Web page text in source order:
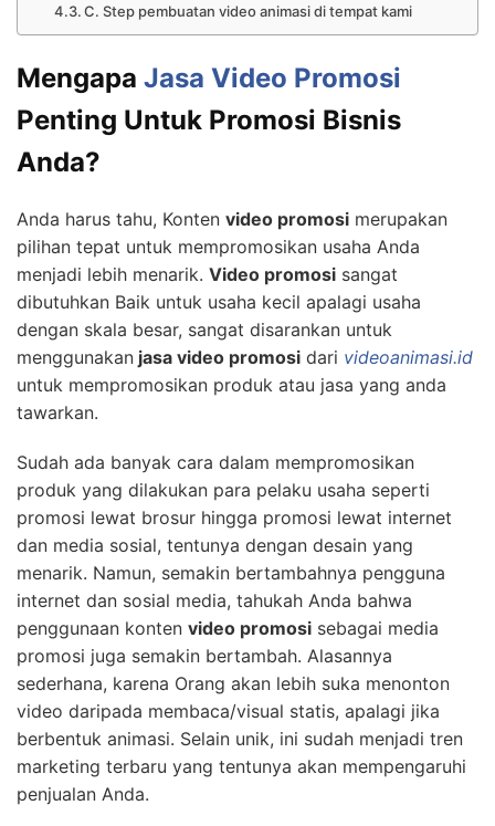
C. Step pembuatan video animasi di tempat kami
Mengapa Jasa Video Promosi
Penting Untuk Promosi Bisnis
Anda?
Anda harus tahu, Konten video promosi merupakan
pilihan tepat untuk mempromosikan usaha Anda
menjadi lebih menarik. Video promosi sangat
dibutuhkan Baik untuk usaha kecil apalagi usaha
dengan skala besar, sangat disarankan untuk
menggunakan jasa video promosi dari videoanimasi.id
untuk mempromosikan produk atau jasa yang anda
tawarkan.
Sudah ada banyak cara dalam mempromosikan
produk yang dilakukan para pelaku usaha seperti
promosi lewat brosur hingga promosi lewat internet
dan media sosial, tentunya dengan desain yang
menarik. Namun, semakin bertambahnya pengguna
internet dan sosial media, tahukah Anda bahwa
penggunaan konten video promosi sebagai media
promosi juga semakin bertambah. Alasannya
sederhana, karena Orang akan lebih suka menonton
video daripada membaca/visual statis, apalagi jika
berbentuk animasi. Selain unik, ini sudah menjadi tren
marketing terbaru yang tentunya akan mempengaruhi
penjualan Anda.